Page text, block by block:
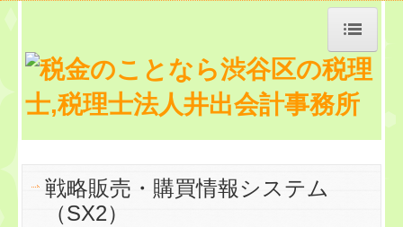
トップページ
経営革新等支援機関とは
経営改善計画の策定支援
戦略販売・購買情報システム
（SX2）